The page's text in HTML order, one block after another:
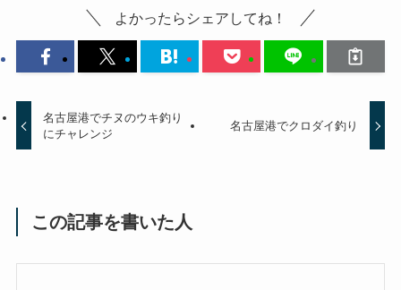
よかったらシェアしてね！
名古屋港でチヌのウキ釣り
にチャレンジ
名古屋港でクロダイ釣り
この記事を書いた人